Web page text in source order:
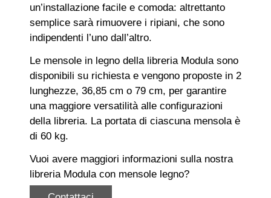
un’installazione facile e comoda: altrettanto
semplice sarà rimuovere i ripiani, che sono
indipendenti l’uno dall’altro.
Le mensole in legno della libreria Modula sono
disponibili su richiesta e vengono proposte in 2
lunghezze, 36,85 cm o 79 cm, per garantire
una maggiore versatilità alle configurazioni
della libreria. La portata di ciascuna mensola è
di 60 kg.
Vuoi avere maggiori informazioni sulla nostra
libreria Modula con mensole legno?